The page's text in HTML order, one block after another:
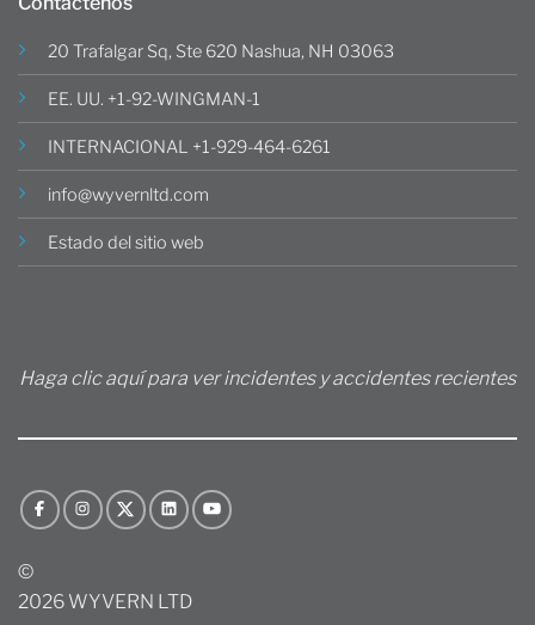
20 Trafalgar Sq, Ste 620 Nashua, NH 03063
EE. UU. +1-92-WINGMAN-1
INTERNACIONAL +1-929-464-6261
info@wyvernltd.com
Estado del sitio web
Haga clic aquí para ver incidentes y accidentes recientes
©
2026 WYVERN LTD